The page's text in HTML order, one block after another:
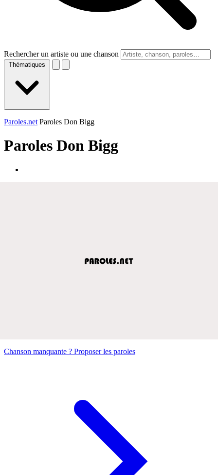
Rechercher un artiste ou une chanson
Thématiques
Paroles.net Paroles Don Bigg
Paroles Don Bigg
Chanson manquante ? Proposer les paroles